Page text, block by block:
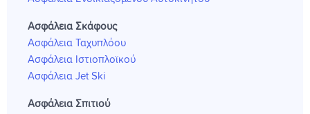
Ασφάλεια Σκάφους
Ασφάλεια Ταχυπλόου
Ασφάλεια Ιστιοπλοϊκού
Ασφάλεια Jet Ski
Ασφάλεια Σπιτιού